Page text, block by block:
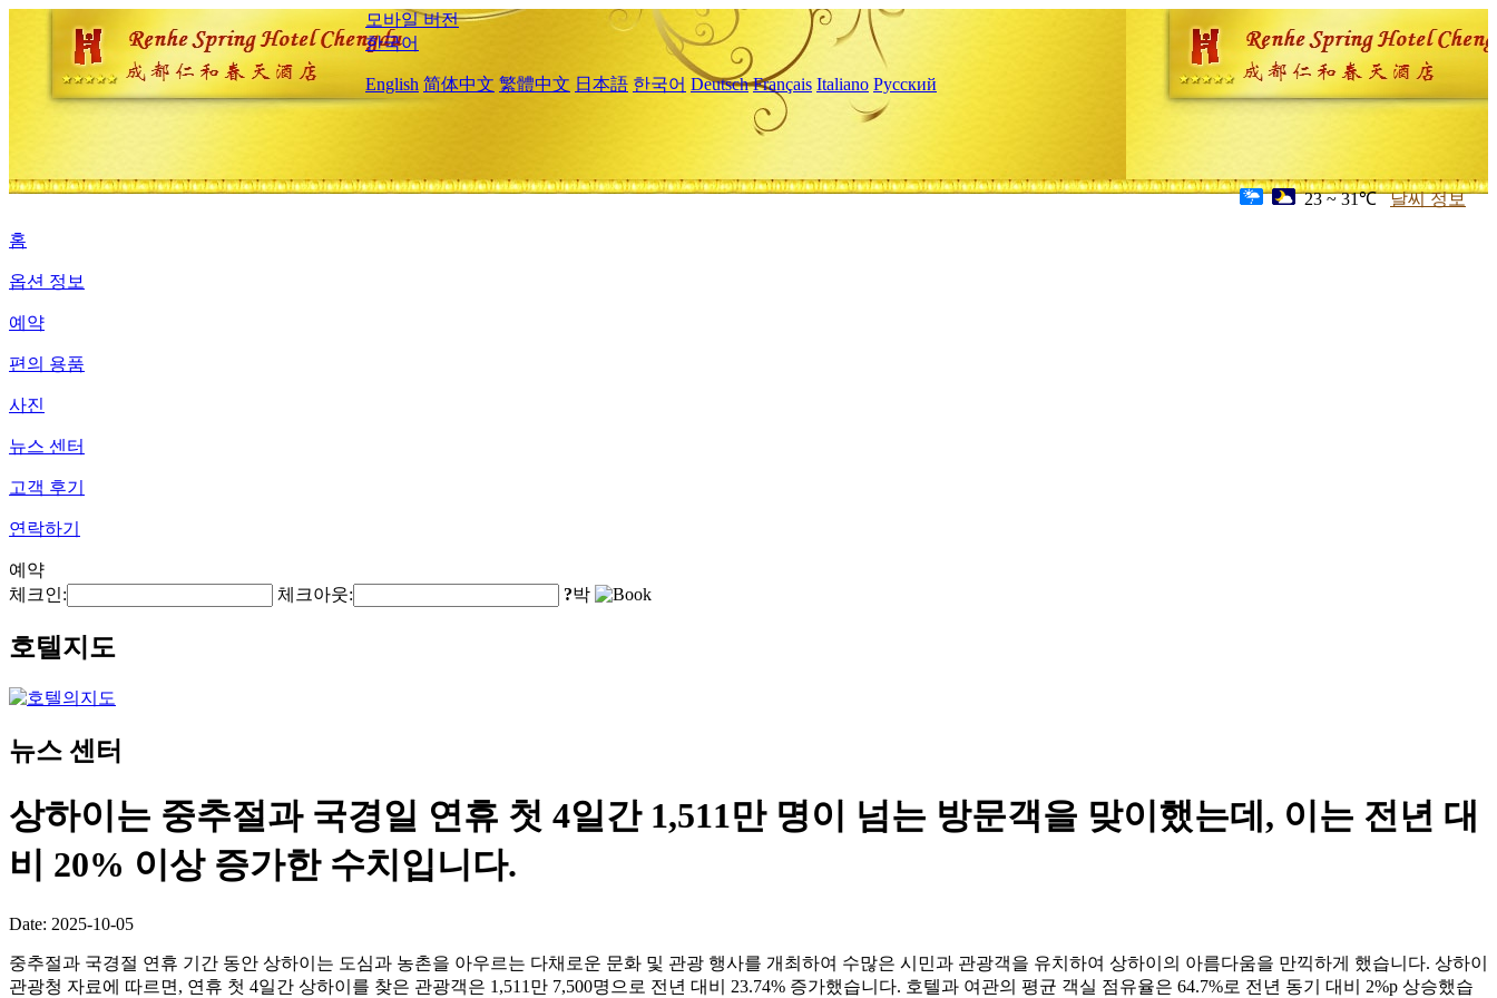
모바일 버전
한국어
English 简体中文 繁體中文 日本語 한국어 Deutsch Français Italiano Русский
23 ~ 31℃ 날씨 정보
홈
옵션 정보
예약
편의 용품
사진
뉴스 센터
고객 후기
연락하기
예약
체크인:
체크아웃: ?박
호텔지도
뉴스 센터
상하이는 중추절과 국경일 연휴 첫 4일간 1,511만 명이 넘는 방문객을 맞이했는데, 이는 전년 대
비 20% 이상 증가한 수치입니다.
Date: 2025-10-05
중추절과 국경절 연휴 기간 동안 상하이는 도심과 농촌을 아우르는 다채로운 문화 및 관광 행사를 개최하여 수많은 시민과 관광객을 유치하여 상하이의 아름다움을 만끽하게 했습니다. 상하이
관광청 자료에 따르면, 연휴 첫 4일간 상하이를 찾은 관광객은 1,511만 7,500명으로 전년 대비 23.74% 증가했습니다. 호텔과 여관의 평균 객실 점유율은 64.7%로 전년 동기 대비 2%p 상승했습